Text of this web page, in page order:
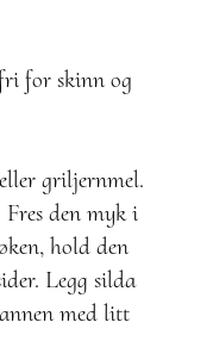
for skinn og
griljernmel.
den myk i
hold den
Legg silda
med litt